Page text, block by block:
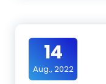
14
Aug., 2022